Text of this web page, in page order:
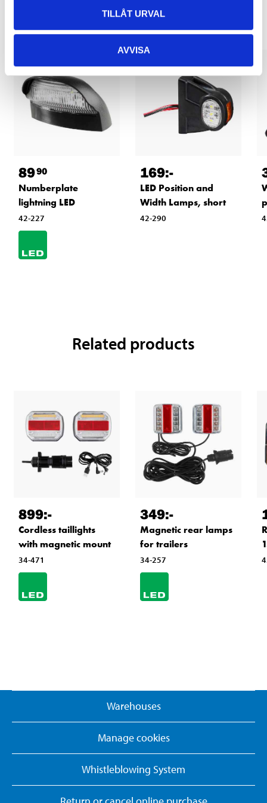
TILLÅT URVAL
AVVISA
8990
Numberplate
lightning LED
42-227
169:-
LED Position and
Width Lamps, short
42-290
Related products
899:-
Cordless taillights
with magnetic mount
34-471
349:-
Magnetic rear lamps
for trailers
34-257
Warehouses
Manage cookies
Whistleblowing System